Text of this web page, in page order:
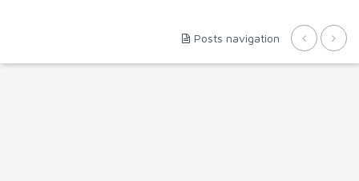
Posts navigation